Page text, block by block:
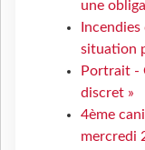
une
situation
Portrait -
discret »
4ème
mercredi